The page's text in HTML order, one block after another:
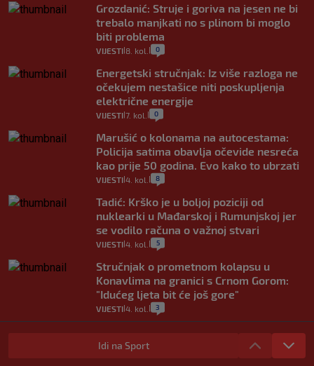
Grozdanić: Struje i goriva na jesen ne bi
trebalo manjkati no s plinom bi moglo
biti problema
VIJESTI 8. kol. 0
Energetski stručnjak: Iz više razloga ne
očekujem nestašice niti poskupljenja
električne energije
VIJESTI 7. kol. 0
Marušić o kolonama na autocestama:
Policija satima obavlja očevide nesreća
kao prije 50 godina. Evo kako to ubrzati
VIJESTI 4. kol. 8
Tadić: Krško je u boljoj poziciji od
nuklearki u Mađarskoj i Rumunjskoj jer
se vodilo računa o važnoj stvari
VIJESTI 4. kol. 5
Stručnjak o prometnom kolapsu u
Konavlima na granici s Crnom Gorom:
"Idućeg ljeta bit će još gore"
VIJESTI 4. kol. 3
Iz Hrvatske u Italiju može se i preko
mora. Provjerili smo brodske linije i
Idi na Sport